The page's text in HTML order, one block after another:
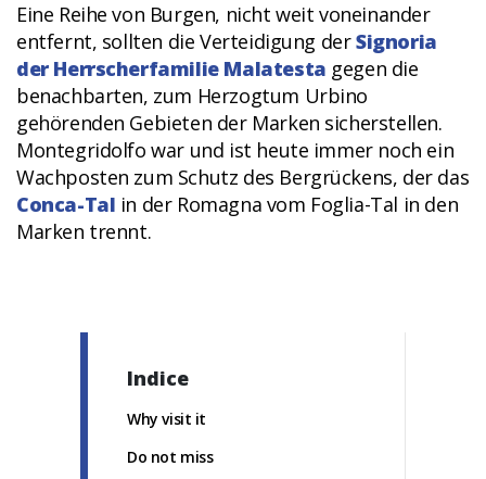
Eine Reihe von Burgen, nicht weit voneinander
entfernt, sollten die Verteidigung derSignoria
der Herrscherfamilie Malatesta gegen die
benachbarten, zum Herzogtum Urbino
gehörenden Gebieten der Marken sicherstellen.
Montegridolfo war und ist heute immer noch ein
Wachposten zum Schutz des Bergrückens, der das
Conca-Tal in der Romagna vom Foglia-Tal in den
Marken trennt.
Indice
Why visit it
Do not miss